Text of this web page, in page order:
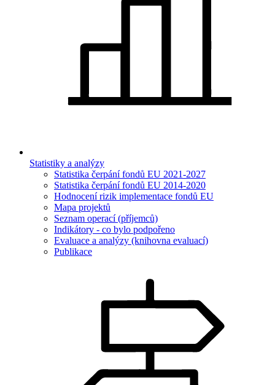
Statistiky a analýzy
Statistika čerpání fondů EU 2021-2027
Statistika čerpání fondů EU 2014-2020
Hodnocení rizik implementace fondů EU
Mapa projektů
Seznam operací (příjemců)
Indikátory - co bylo podpořeno
Evaluace a analýzy (knihovna evaluací)
Publikace